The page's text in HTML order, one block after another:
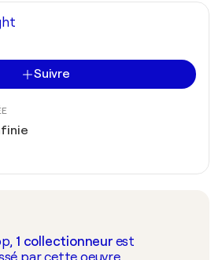
Suivre
1 collectionneur est